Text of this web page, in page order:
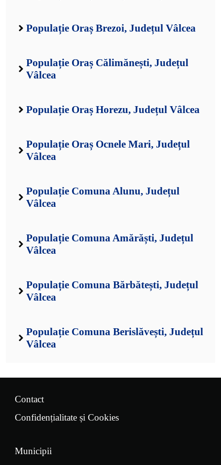
Populație Oraș Brezoi, Județul Vâlcea
Populație Oraș Călimănești, Județul
Vâlcea
Populație Oraș Horezu, Județul Vâlcea
Populație Oraș Ocnele Mari, Județul
Vâlcea
Populație Comuna Alunu, Județul
Vâlcea
Populație Comuna Amărăști, Județul
Vâlcea
Populație Comuna Bărbătești, Județul
Vâlcea
Populație Comuna Berislăvești, Județul
Vâlcea
Contact
Confidențialitate și Cookies
Municipii